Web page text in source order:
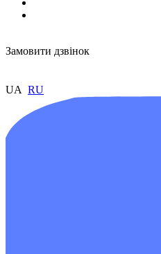
Замовити дзвінок
UA RU